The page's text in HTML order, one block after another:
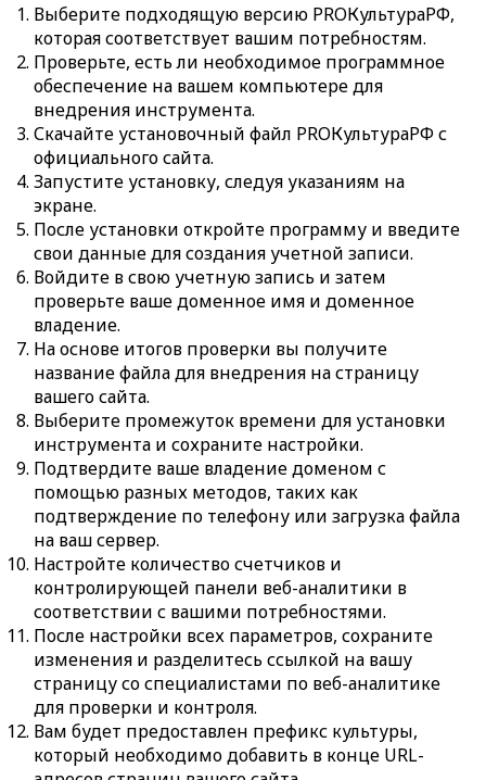
Выберите подходящую версию PROКультураРФ,
которая соответствует вашим потребностям.
Проверьте, есть ли необходимое программное
обеспечение на вашем компьютере для
внедрения инструмента.
Скачайте установочный файл PROКультураРФ с
официального сайта.
Запустите установку, следуя указаниям на
экране.
После установки откройте программу и введите
свои данные для создания учетной записи.
Войдите в свою учетную запись и затем
проверьте ваше доменное имя и доменное
владение.
На основе итогов проверки вы получите
название файла для внедрения на страницу
вашего сайта.
Выберите промежуток времени для установки
инструмента и сохраните настройки.
Подтвердите ваше владение доменом с
помощью разных методов, таких как
подтверждение по телефону или загрузка файла
на ваш сервер.
Настройте количество счетчиков и
контролирующей панели веб-аналитики в
соответствии с вашими потребностями.
После настройки всех параметров, сохраните
изменения и разделитесь ссылкой на вашу
страницу со специалистами по веб-аналитике
для проверки и контроля.
Вам будет предоставлен префикс культуры,
который необходимо добавить в конце URL-